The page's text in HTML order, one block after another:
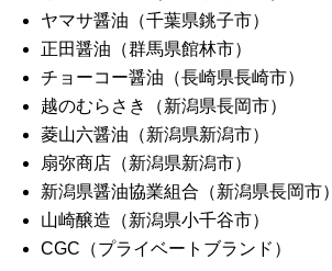
ヤマサ醤油（千葉県銚子市）
正田醤油（群馬県館林市）
チョーコー醤油（長崎県長崎市）
越のむらさき（新潟県長岡市）
菱山六醤油（新潟県新潟市）
扇弥商店（新潟県新潟市）
新潟県醤油協業組合（新潟県長岡市）
山崎醸造（新潟県小千谷市）
CGC（プライベートブランド）